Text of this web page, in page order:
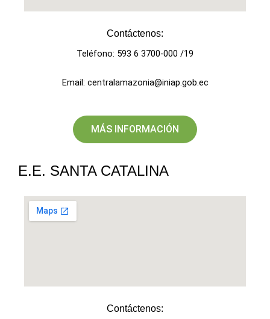
Contáctenos:
Teléfono: 593 6 3700-000 /19
Email: centralamazonia@iniap.gob.ec
MÁS INFORMACIÓN
E.E. SANTA CATALINA
Contáctenos:​